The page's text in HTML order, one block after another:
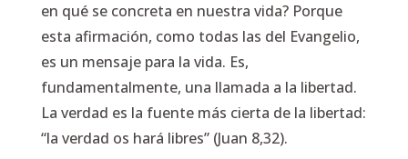
en qué se concreta en nuestra vida? Porque
esta afirmación, como todas las del Evangelio,
es un mensaje para la vida. Es,
fundamentalmente, una llamada a la libertad.
La verdad es la fuente más cierta de la libertad:
“la verdad os hará libres” (Juan 8,32).